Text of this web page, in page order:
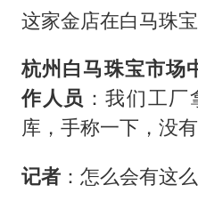
这家金店在白马珠
杭州白马珠宝市场
作人员 ：我们工
库，手称一下，没有
记者：怎么会有这